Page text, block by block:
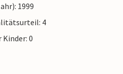
1999
4
0